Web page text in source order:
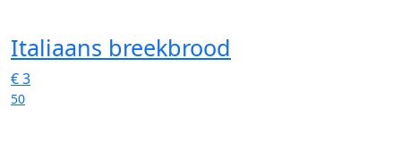
Italiaans breekbrood
€3
50